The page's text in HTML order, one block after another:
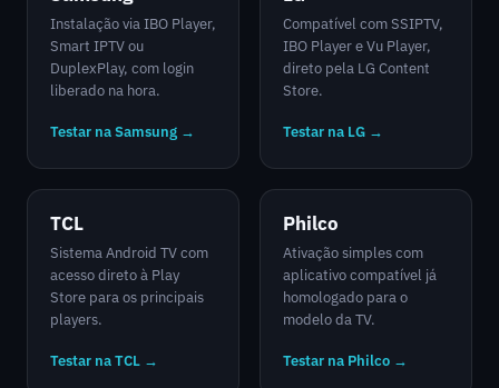
Instalação via IBO Player,
Smart IPTV ou
DuplexPlay, com login
liberado na hora.
Testar na Samsung →
Compatível com SSIPTV,
IBO Player e Vu Player,
direto pela LG Content
Store.
Testar na LG →
TCL
Sistema Android TV com
acesso direto à Play
Store para os principais
players.
Testar na TCL →
Philco
Ativação simples com
aplicativo compatível já
homologado para o
modelo da TV.
Testar na Philco →